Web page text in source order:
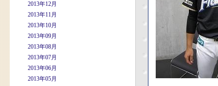
2013年12月
2013年11月
2013年10月
2013年09月
2013年08月
2013年07月
2013年06月
2013年05月